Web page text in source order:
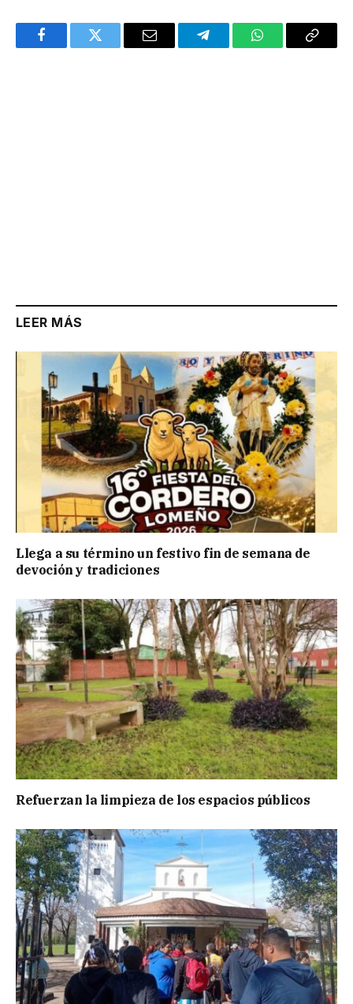
FacebookTwitter Email TelegramWhatsAppCopy
LEER MÁS
Llega a su término un festivo fin de semana de
devoción y tradiciones
Refuerzan la limpieza de los espacios públicos